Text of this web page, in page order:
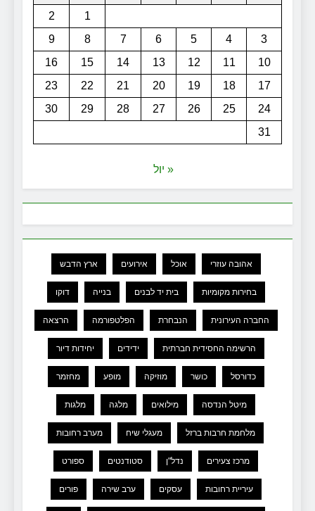
1
2
3
4
5
6
7
8
9
10
11
12
13
14
15
16
17
18
19
20
21
22
23
24
25
26
27
28
29
30
31
« יול
אהובה עוזרי אוכל אירועים ארץ הדבש
בחירות מקומיות בית יד לבנים בנייה דוקו
החברה העירונית הנבחרת הפלטפורמה הרצאה
הרשימה החסידית חברתית ידידים יחידות דיור
כדורסל כושר מוזיקה מופע מחזמר
מיטל הנדסה מילואים מלגה מלגות
מלחמת חרבות ברזל מעגלי שיח מערב רחובות
מרכז צעירים נדל"ן סטודנטים ספורט
עיריית רחובות עסקים ערב שירה פורים